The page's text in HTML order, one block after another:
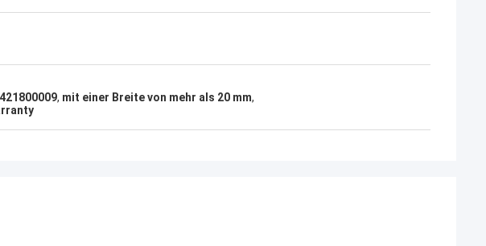
, mit einer Breite von mehr als 20 mm,